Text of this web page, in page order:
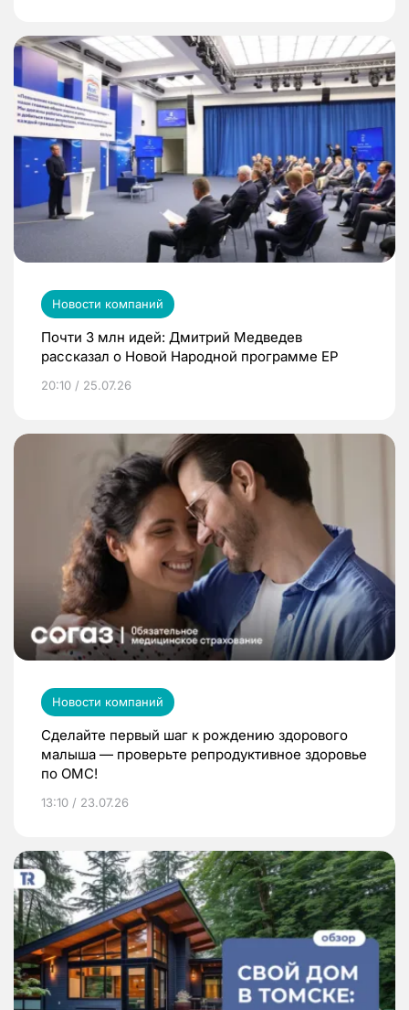
Новости компаний
Почти 3 млн идей: Дмитрий Медведев
рассказал о Новой Народной программе ЕР
20:10 / 25.07.26
Новости компаний
Сделайте первый шаг к рождению здорового
малыша — проверьте репродуктивное здоровье
по ОМС!
13:10 / 23.07.26